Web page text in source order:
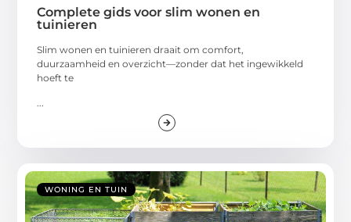
Complete gids voor slim wonen en
tuinieren
Slim wonen en tuinieren draait om comfort,
duurzaamheid en overzicht—zonder dat het ingewikkeld
hoeft te
...
WONING EN TUIN